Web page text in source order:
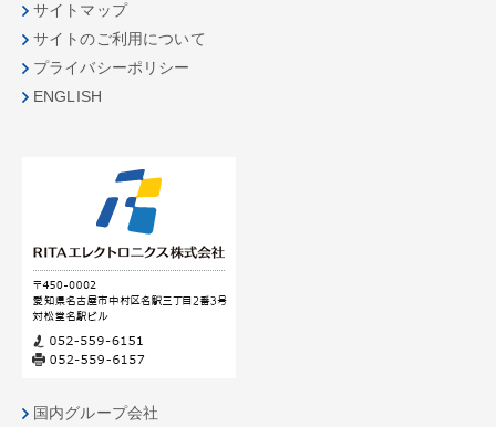
国内グループ会社
サイトマップ
サイトのご利用について
プライバシーポリシー
ENGLISH